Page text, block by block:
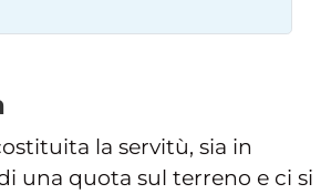
la servitù, sia in
una quota sul terreno e ci si